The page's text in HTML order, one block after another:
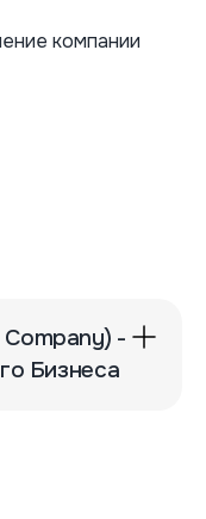
компании
-
Бизнеса